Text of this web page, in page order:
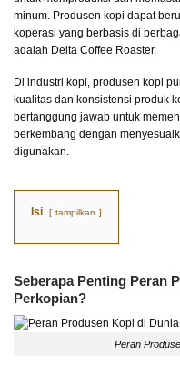
minum. Produsen kopi dapat
koperasi yang berbasis di
adalah Delta Coffee Roaster.
Di industri kopi, produsen kopi
kualitas dan konsistensi produk
bertanggung jawab untuk
berkembang dengan
digunakan.
Isi tampilkan
Seberapa Penting Peran
Perkopian?
Peran